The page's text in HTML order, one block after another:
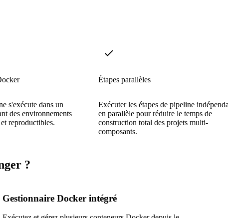
s'exécute dans un
des environnements
reproductibles.
Étapes parallèles
Exécuter les étapes de pipeline
en parallèle pour réduire le temps de
construction total des projets multi-
composants.
?
Gestionnaire Docker intégré